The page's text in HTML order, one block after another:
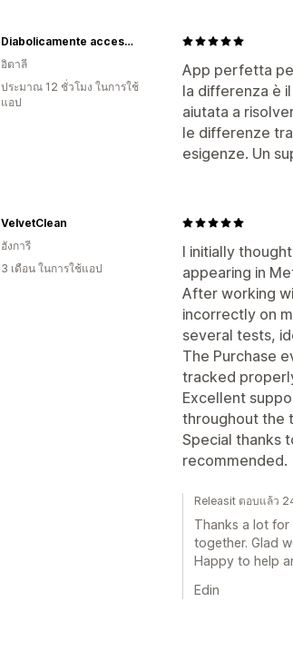
App perfetta
la differenza è
aiutata a
le differenze
esigenze. Un
Diabolicamente accessori
อิตาลี
ประมาณ 12 ชั่วโมง ในการใช้
แอป
I initially
appearing in
After working
incorrectly on
several tests,
The Purchase
tracked
Excellent
throughout the
Special thanks
recommended.
VelvetClean
ฮังการี
3 เดือน ในการใช้แอป
Releasit ตอบแล้ว
Thanks a lot
together. Glad
Happy to help
Edin